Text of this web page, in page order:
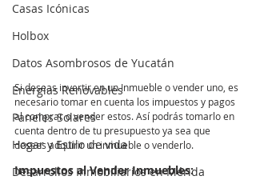
Casas Icónicas
Holbox
Datos Asombrosos de Yucatán
Energias Renovables
Paneles Solares
Hogar y Estilo de vida
Desarrollos Inmobiliarios en Mérida
Si deseas invertir en un Inmueble o vender uno, es
necesario tomar en cuenta los impuestos y pagos
al comprar o vender estos. Así podrás tomarlo en
cuenta dentro de tu presupuesto ya sea que
desees adquirir un inmueble o venderlo.
Impuestos al Vender Inmuebles: